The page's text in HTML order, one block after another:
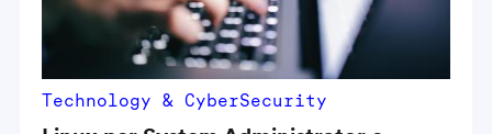
Technology & CyberSecurity